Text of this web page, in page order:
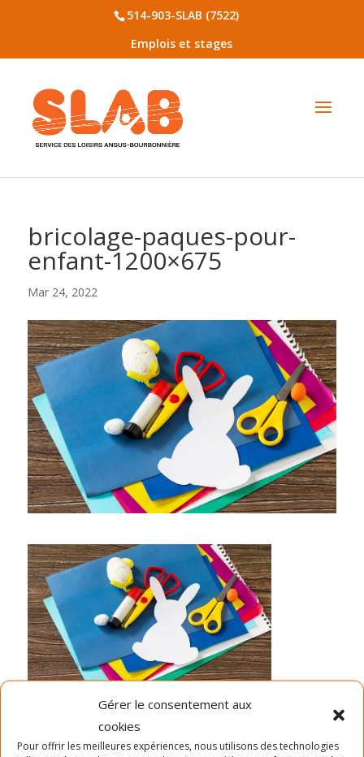
Gérer le consentement aux
cookies
Pour offrir les meilleures expériences, nous utilisons des technologies
514-903-SLAB (7522)
Emplois et stages
bricolage-paques-pour-
enfant-1200×675
Mar 24, 2022
Dernières nouvelles
La période d’inscription automne 2026